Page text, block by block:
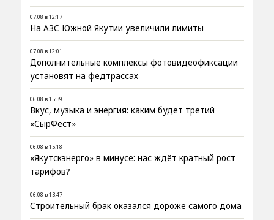
07.08 в 12:17
На АЗС Южной Якутии увеличили лимиты
07.08 в 12:01
Дополнительные комплексы фотовидеофиксации
установят на федтрассах
06.08 в 15:39
Вкус, музыка и энергия: каким будет третий
«СырФест»
06.08 в 15:18
«Якутскэнерго» в минусе: нас ждёт кратный рост
тарифов?
06.08 в 13:47
Строительный брак оказался дороже самого дома